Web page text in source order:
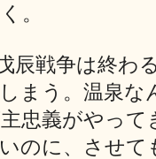
。
辰戦争は終わ
まう。温泉な
忠義がやって
のに、させて